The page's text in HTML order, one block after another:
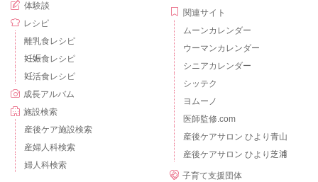
体験談
レシピ
離乳食レシピ
妊娠食レシピ
妊活食レシピ
成長アルバム
施設検索
産後ケア施設検索
産婦人科検索
婦人科検索
関連サイト
ムーンカレンダー
ウーマンカレンダー
シニアカレンダー
シッテク
ヨムーノ
医師監修.com
産後ケアサロン ひより青山
産後ケアサロン ひより芝浦
子育て支援団体